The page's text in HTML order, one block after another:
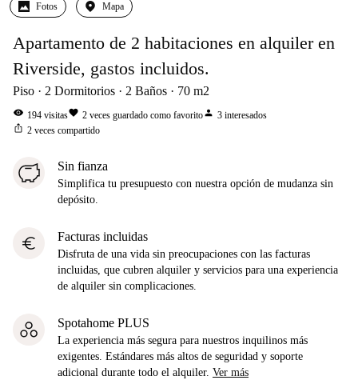
Fotos Mapa
Apartamento de 2 habitaciones en alquiler en
Riverside, gastos incluidos.
Piso 2 Dormitorios 2 Baños 70 m2
visibility 194 visitasfavorite 2 veces guardado como favoritoperson 3 interesados
ios_share 2 veces compartido
Sin fianza
Simplifica tu presupuesto con nuestra opción de mudanza sin
depósito.
euro Facturas incluidas
Disfruta de una vida sin preocupaciones con las facturas
incluidas, que cubren alquiler y servicios para una experiencia
de alquiler sin complicaciones.
Spotahome PLUS
La experiencia más segura para nuestros inquilinos más
exigentes. Estándares más altos de seguridad y soporte
adicional durante todo el alquiler. Ver más